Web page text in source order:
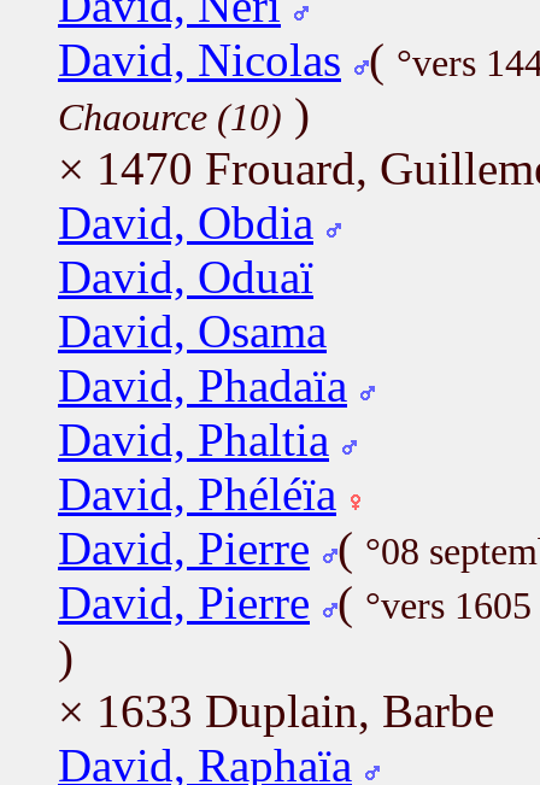
David, Nicolas ( °vers
Chaource (10) )
× 1470 Frouard,
David, Obdia
David, Oduaï
David, Osama
David, Phadaïa
David, Phaltia
David, Phéléïa
David, Pierre ( °08
David, Pierre ( °vers
)
× 1633 Duplain, Barbe
David, Raphaïa